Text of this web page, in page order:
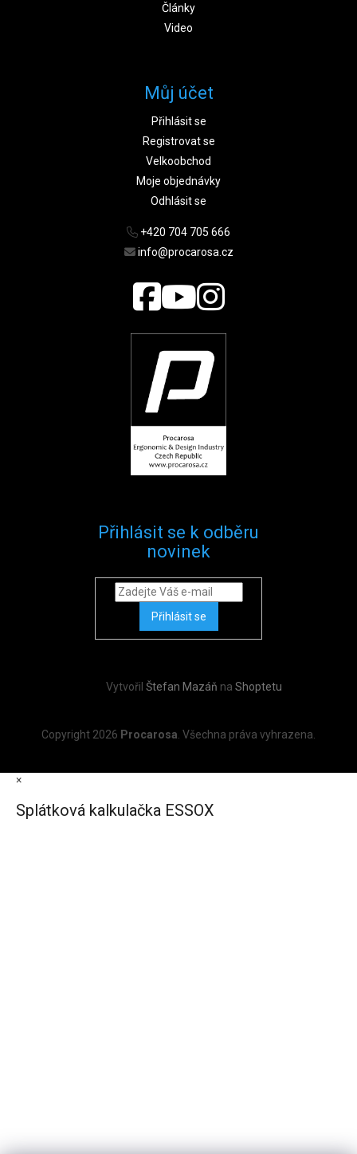
Články
Video
Můj účet
Přihlásit se
Registrovat se
Velkoobchod
Moje objednávky
Odhlásit se
+420 704 705 666
info@procarosa.cz
Přihlásit se k odběru
novinek
Přihlásit se
Vytvořil Štefan Mazáň na Shoptetu
Copyright 2026 Procarosa. Všechna práva vyhrazena.
×
Splátková kalkulačka ESSOX